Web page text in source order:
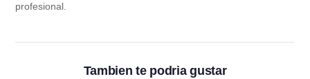
profesional.
Tambien te podria gustar